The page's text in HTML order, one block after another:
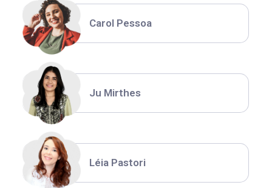
Carol Pessoa
Ju Mirthes
Léia Pastori